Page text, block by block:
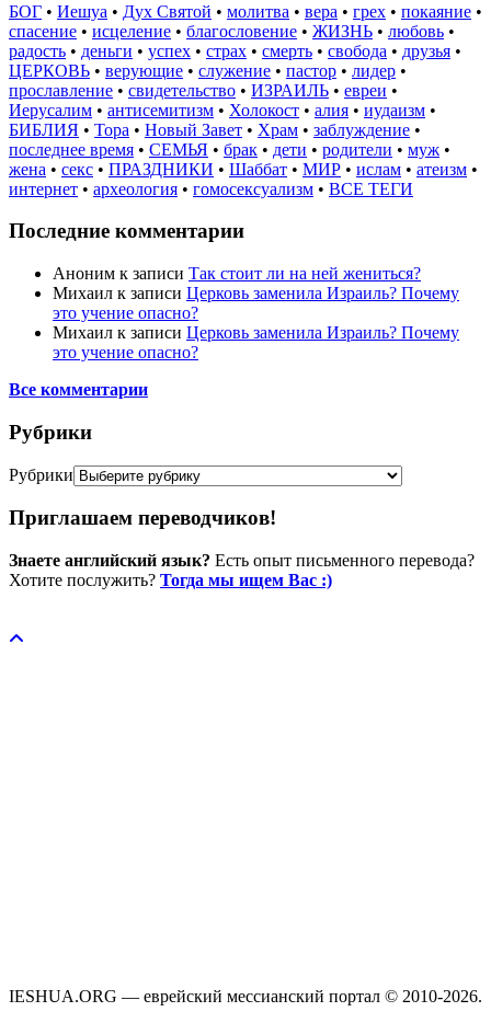
БОГ • Иешуа • Дух Святой • молитва • вера • грех • покаяние •
спасение • исцеление • благословение • ЖИЗНЬ • любовь •
радость • деньги • успех • страх • смерть • свобода • друзья •
ЦЕРКОВЬ • верующие • служение • пастор • лидер •
прославление • свидетельство • ИЗРАИЛЬ • евреи •
Иерусалим • антисемитизм • Холокост • алия • иудаизм •
БИБЛИЯ • Тора • Новый Завет • Храм • заблуждение •
последнее время • СЕМЬЯ • брак • дети • родители • муж •
жена • секс • ПРАЗДНИКИ • Шаббат • МИР • ислам • атеизм •
интернет • археология • гомосексуализм • ВСЕ ТЕГИ
Последние комментарии
Аноним к записи Так стоит ли на ней жениться?
Михаил к записи Церковь заменила Израиль? Почему
это учение опасно?
Михаил к записи Церковь заменила Израиль? Почему
это учение опасно?
Все комментарии
Рубрики
Рубрики
Приглашаем переводчиков!
Знаете английский язык? Есть опыт письменного перевода?
Хотите послужить? Тогда мы ищем Вас :)
IESHUA.ORG — еврейский мессианский портал © 2010-2026.